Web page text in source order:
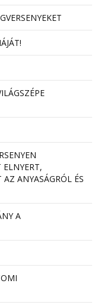
ELNYERT,
ANYASÁGRÓL ÉS
A